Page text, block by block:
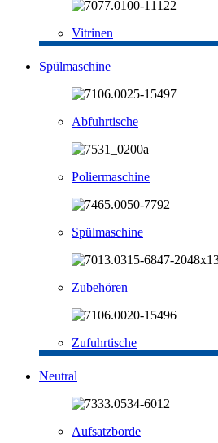
Vitrinen
Spülmaschine
Abfuhrtische
Poliermaschine
Spülmaschine
Zubehören
Zufuhrtische
Neutral
Aufsatzborde